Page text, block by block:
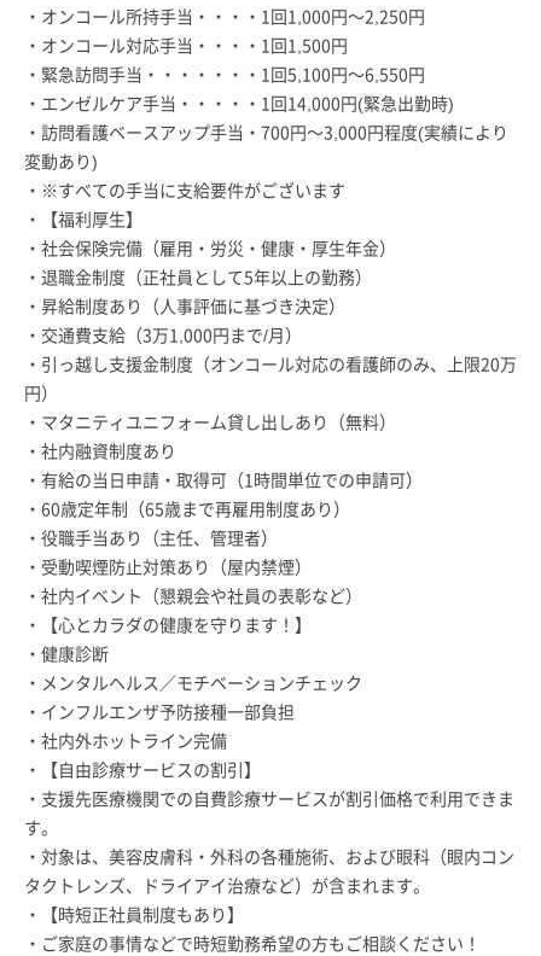
・オンコール所持手当・・・・1回1,000円～2,250円
・オンコール対応手当・・・・1回1,500円
・緊急訪問手当・・・・・・・1回5,100円～6,550円
・エンゼルケア手当・・・・・1回14,000円(緊急出勤時)
・訪問看護ベースアップ手当・700円～3,000円程度(実績により
変動あり)
・※すべての手当に支給要件がございます
・【福利厚生】
・社会保険完備（雇用・労災・健康・厚生年金）
・退職金制度（正社員として5年以上の勤務）
・昇給制度あり（人事評価に基づき決定）
・交通費支給（3万1,000円まで/月）
・引っ越し支援金制度（オンコール対応の看護師のみ、上限20万
円）
・マタニティユニフォーム貸し出しあり（無料）
・社内融資制度あり
・有給の当日申請・取得可（1時間単位での申請可）
・60歳定年制（65歳まで再雇用制度あり）
・役職手当あり（主任、管理者）
・受動喫煙防止対策あり（屋内禁煙）
・社内イベント（懇親会や社員の表彰など）
・【心とカラダの健康を守ります！】
・健康診断
・メンタルヘルス／モチベーションチェック
・インフルエンザ予防接種一部負担
・社内外ホットライン完備
・【自由診療サービスの割引】
・支援先医療機関での自費診療サービスが割引価格で利用できま
す。
・対象は、美容皮膚科・外科の各種施術、および眼科（眼内コン
タクトレンズ、ドライアイ治療など）が含まれます。
・【時短正社員制度もあり】
・ご家庭の事情などで時短勤務希望の方もご相談ください！